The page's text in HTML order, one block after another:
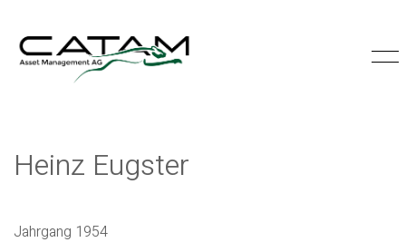
Heinz Eugster
Jahrgang 1954